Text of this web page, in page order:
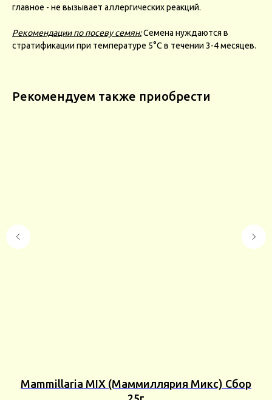
главное - не вызывает аллергических реакций.
Рекомендации по посеву семян:Семена нуждаются в
стратификации при температуре 5°С в течении 3-4 месяцев.
Рекомендуем также приобрести
Mammillaria MIX (Маммиллярия Микс) Сбор